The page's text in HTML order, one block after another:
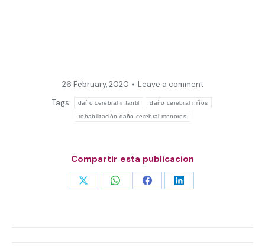
26 February, 2020
Leave a comment
Tags:
daño cerebral infantil daño cerebral niños
rehabilitación daño cerebral menores
Compartir esta publicacion
Share Share Share Share